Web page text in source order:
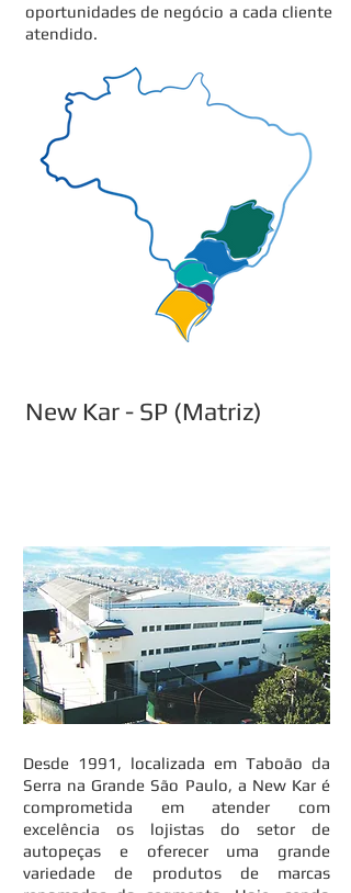
oportunidades de negócio a cada cliente
atendido.
New Kar - SP (Matriz)
Desde 1991, localizada em Taboão da
Serra na Grande São Paulo, a New Kar é
comprometida em atender com
excelência os lojistas do setor de
autopeças e oferecer uma grande
variedade de produtos de marcas